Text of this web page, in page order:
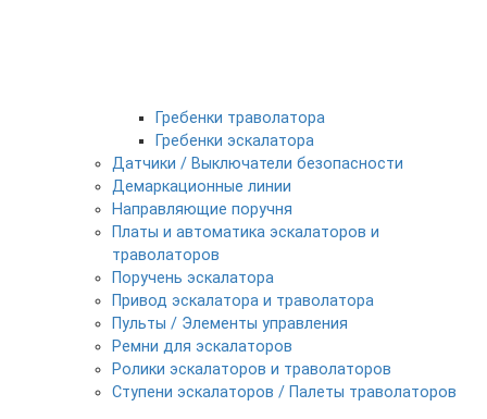
Гребенки траволатора
Гребенки эскалатора
Датчики / Выключатели безопасности
Демаркационные линии
Направляющие поручня
Платы и автоматика эскалаторов и
траволаторов
Поручень эскалатора
Привод эскалатора и траволатора
Пульты / Элементы управления
Ремни для эскалаторов
Ролики эскалаторов и траволаторов
Ступени эскалаторов / Палеты траволаторов